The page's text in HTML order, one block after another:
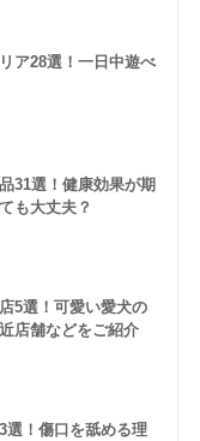
ア28選！一日中遊べ
31選！健康効果が期
も大丈夫？
5選！可愛い愛犬の
店舗などをご紹介
選！傷口を舐める理